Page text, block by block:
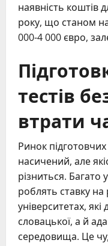
наявність коштів
року, що станом
000-4 000 євро,
тестів
втрати
Ринок
насичений, але
різниться. Багато
роблять ставку на
університетах,
словацької, а й
середовища. Це